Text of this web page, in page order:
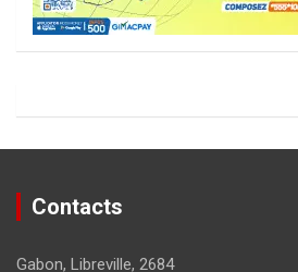
Contacts
Gabon, Libreville, 2684